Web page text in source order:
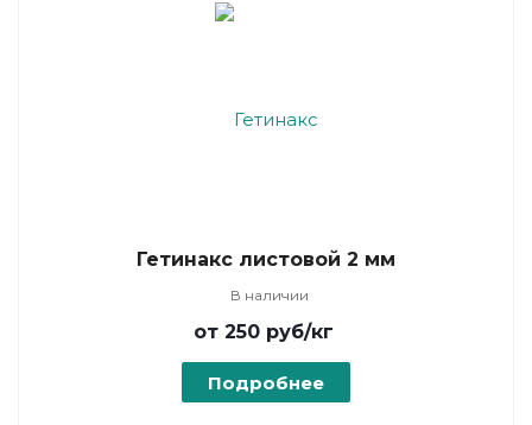
Гетинакс листовой 2 мм
В наличии
от 250 руб/кг
Подробнее